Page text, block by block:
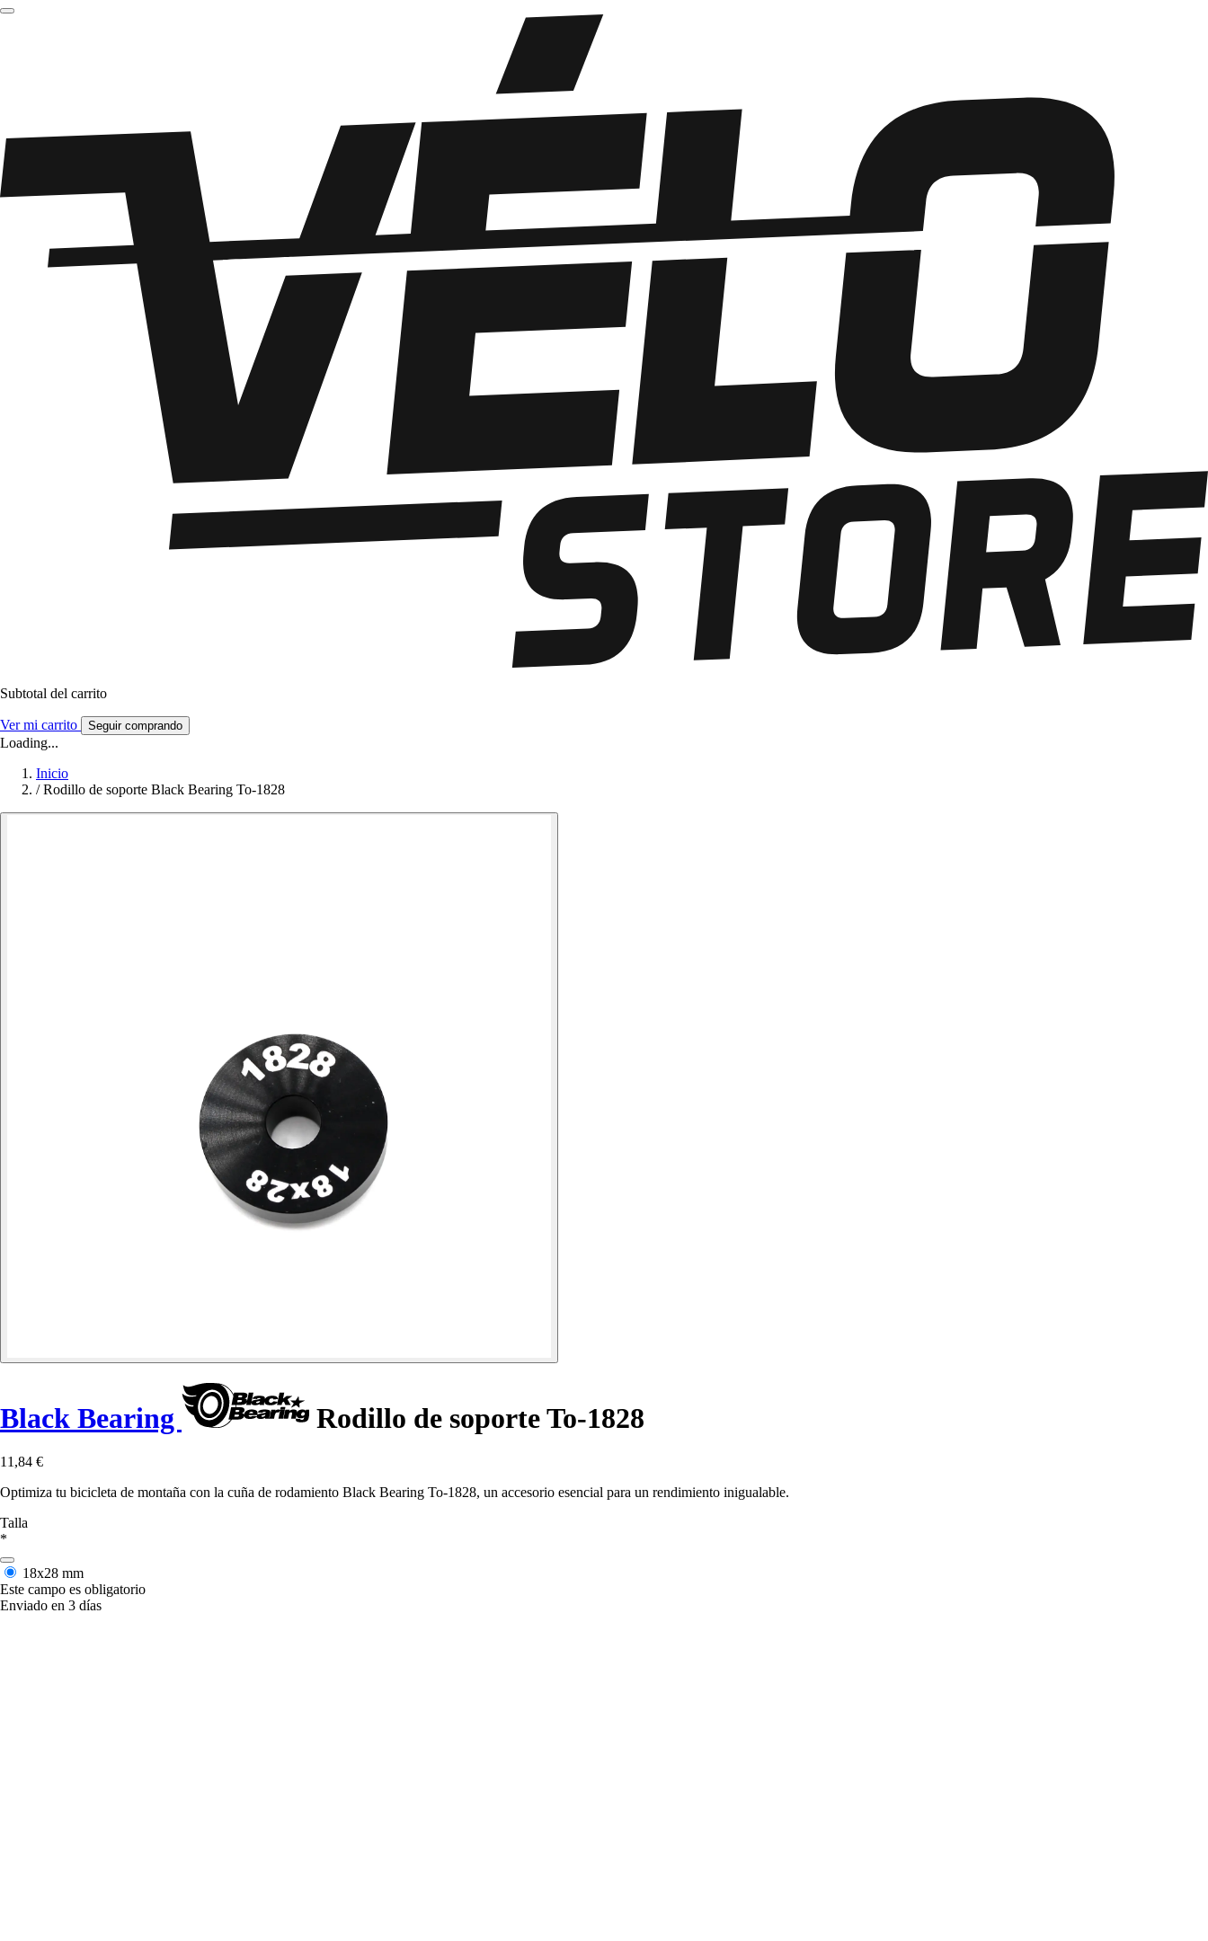
Subtotal del carrito
Ver mi carrito Seguir comprando
Loading...
Inicio
/ Rodillo de soporte Black Bearing To-1828
Black Bearing Rodillo de soporte To-1828
11,84 €
Optimiza tu bicicleta de montaña con la cuña de rodamiento Black Bearing To-1828, un accesorio esencial para un rendimiento inigualable.
Talla
*
18x28 mm
Este campo es obligatorio
Enviado en 3 días